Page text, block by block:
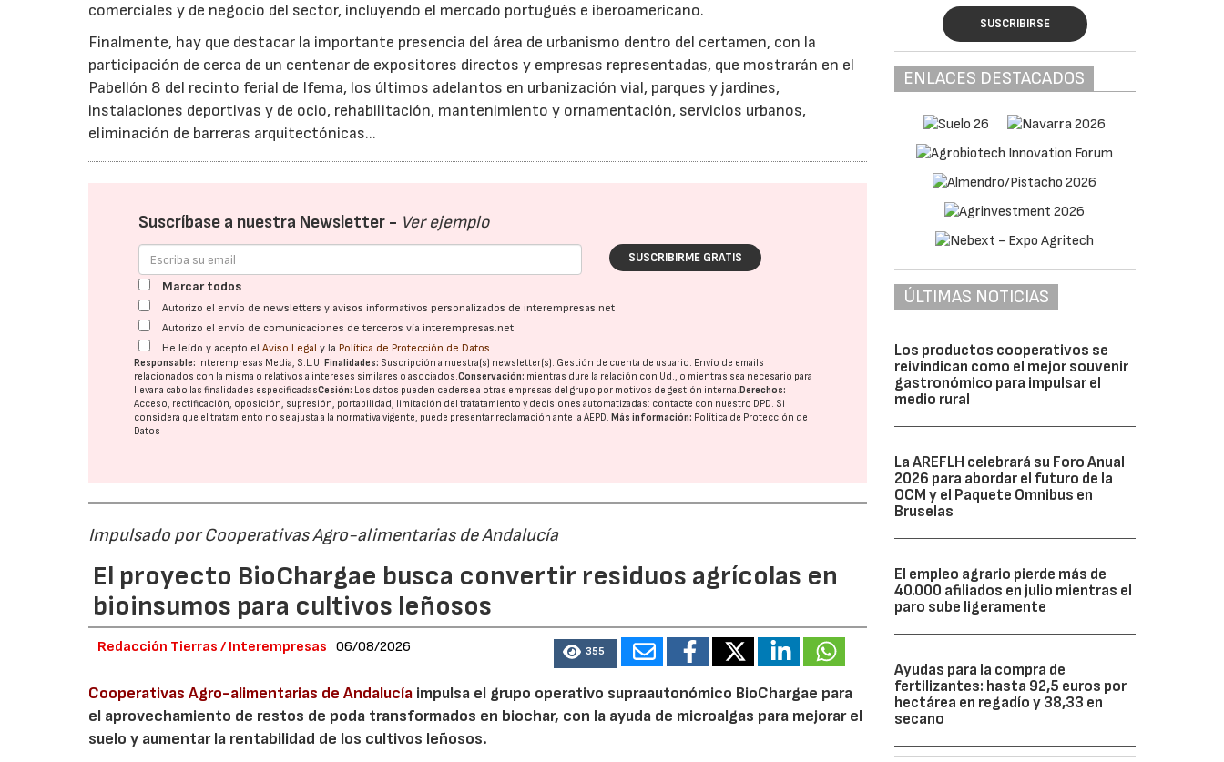
comerciales y de negocio del sector, incluyendo el mercado portugués e iberoamericano.
Finalmente, hay que destacar la importante presencia del área de urbanismo dentro del certamen, con la
participación de cerca de un centenar de expositores directos y empresas representadas, que mostrarán en el
Pabellón 8 del recinto ferial de Ifema, los últimos adelantos en urbanización vial, parques y jardines,
instalaciones deportivas y de ocio, rehabilitación, mantenimiento y ornamentación, servicios urbanos,
eliminación de barreras arquitectónicas...
Suscríbase a nuestra Newsletter - Ver ejemplo
SUSCRIBIRME GRATIS
Marcar todos
Autorizo el envío de newsletters y avisos informativos personalizados de interempresas.net
Autorizo el envío de comunicaciones de terceros vía interempresas.net
He leído y acepto elAviso Legal y la Política de Protección de Datos
Responsable: Interempresas Media, S.L.U. Finalidades: Suscripción a nuestra(s) newsletter(s). Gestión de cuenta de usuario. Envío de emails
relacionados con la misma o relativos a intereses similares o asociados.Conservación: mientras dure la relación con Ud., o mientras sea necesario para
llevar a cabo las finalidades especificadasCesión: Los datos pueden cederse a otras empresas del grupo por motivos de gestión interna. Derechos:
Acceso, rectificación, oposición, supresión, portabilidad, limitación del tratatamiento y decisiones automatizadas: contacte con nuestro DPD. Si
considera que el tratamiento no se ajusta a la normativa vigente, puede presentar reclamación ante laAEPD. Más información: Política de Protección de
Datos
Impulsado por Cooperativas Agro-alimentarias de Andalucía
El proyecto BioChargae busca convertir residuos agrícolas en
bioinsumos para cultivos leñosos
Redacción Tierras / Interempresas 06/08/2026 355
Cooperativas Agro-alimentarias de Andalucía impulsa el grupo operativo supraautonómico BioChargae para
el aprovechamiento de restos de poda transformados en biochar, con la ayuda de microalgas para mejorar el
suelo y aumentar la rentabilidad de los cultivos leñosos.
SUSCRIBIRSE
ENLACES DESTACADOS
ÚLTIMAS NOTICIAS
Los productos cooperativos se
reivindican como el mejor souvenir
gastronómico para impulsar el
medio rural
La AREFLH celebrará su Foro Anual
2026 para abordar el futuro de la
OCM y el Paquete Omnibus en
Bruselas
El empleo agrario pierde más de
40.000 afiliados en julio mientras el
paro sube ligeramente
Ayudas para la compra de
fertilizantes: hasta 92,5 euros por
hectárea en regadío y 38,33 en
secano